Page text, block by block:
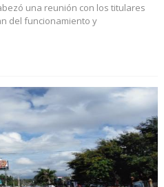
una reunión con los titulares
del funcionamiento y